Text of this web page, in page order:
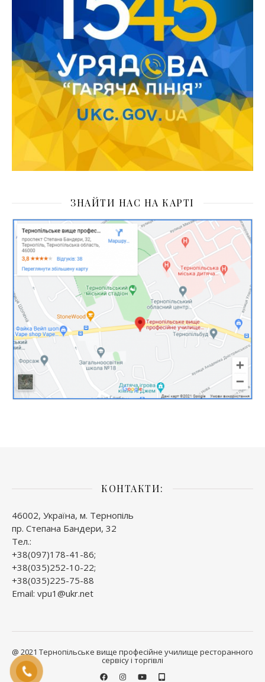
ЗНАЙТИ НАС НА КАРТІ
КОНТАКТИ:
46002, Україна, м. Тернопіль
пр. Степана Бандери, 32
Тел.:
+38(097)178-41-86;
+38(035)252-10-22;
+38(035)225-75-88
Email: vpu1@ukr.net
@ 2021 Тернопільське вище професійне училище ресторанного
сервісу і торгівлі